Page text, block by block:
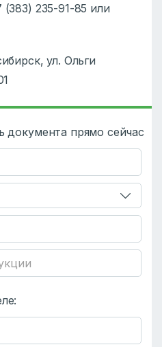
235-91-85 или
ул. Ольги
документа прямо сейчас